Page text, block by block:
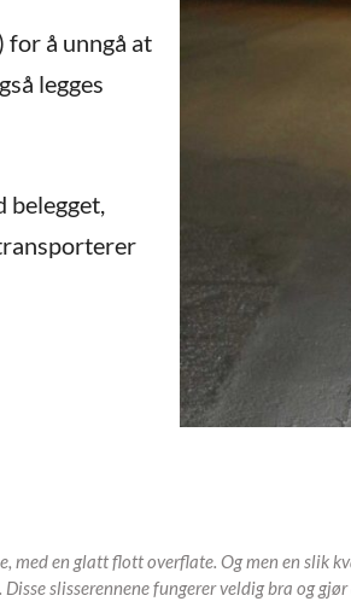
for å unngå at
legges
belegget,
med en glatt flott overflate. Og men en
slisserennene fungerer veldig bra og